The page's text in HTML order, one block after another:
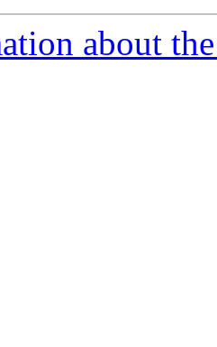
about